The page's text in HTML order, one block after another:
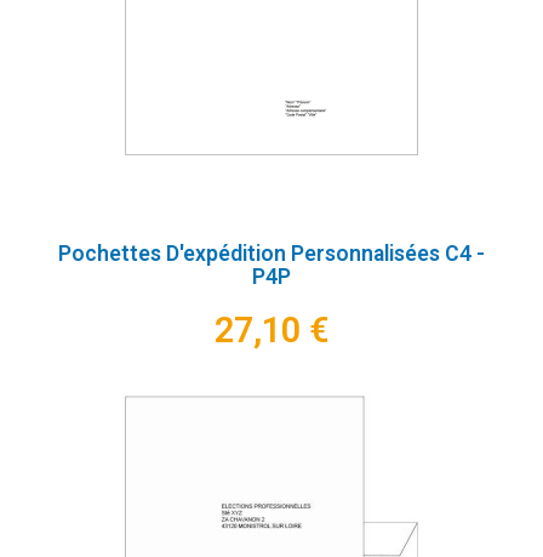
Pochettes D'expédition Personnalisées C4 -
P4P
27,10 €